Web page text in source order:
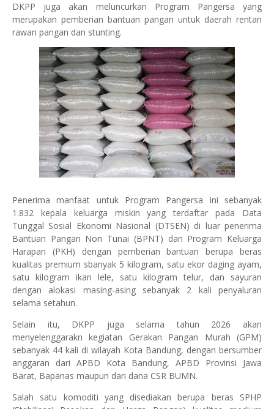
DKPP juga akan meluncurkan Program Pangersa yang
merupakan pemberian bantuan pangan untuk daerah rentan
rawan pangan dan stunting.
Penerima manfaat untuk Program Pangersa ini sebanyak
1.832 kepala keluarga miskin yang terdaftar pada Data
Tunggal Sosial Ekonomi Nasional (DTSEN) di luar penerima
Bantuan Pangan Non Tunai (BPNT) dan Program Keluarga
Harapan (PKH) dengan pemberian bantuan berupa beras
kualitas premium sbanyak 5 kilogram, satu ekor daging ayam,
satu kilogram ikan lele, satu kilogram telur, dan sayuran
dengan alokasi masing-asing sebanyak 2 kali penyaluran
selama setahun.
Selain itu, DKPP juga selama tahun 2026 akan
menyelenggarakn kegiatan Gerakan Pangan Murah (GPM)
sebanyak 44 kali di wilayah Kota Bandung, dengan bersumber
anggaran dari APBD Kota Bandung, APBD Provinsi Jawa
Barat, Bapanas maupun dari dana CSR BUMN.
Salah satu komoditi yang disediakan berupa beras SPHP